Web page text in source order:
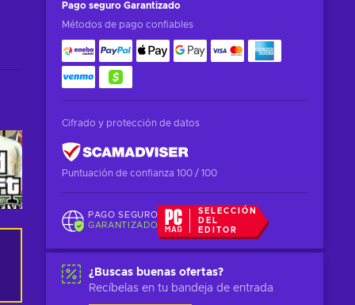
Pago seguro Garantizado
Métodos de pago confiables
Cifrado y protección de datos
Puntuación de confianza 100 / 100
PAGO SEGURO
GARANTIZADO
SELECCIÓN
DEL
EDITOR
¿Buscas buenas ofertas?
Recíbelas en tu bandeja de entrada